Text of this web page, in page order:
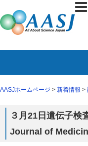
AASJホームページ > 新着情報 >
３月21日遺伝子検
Journal of